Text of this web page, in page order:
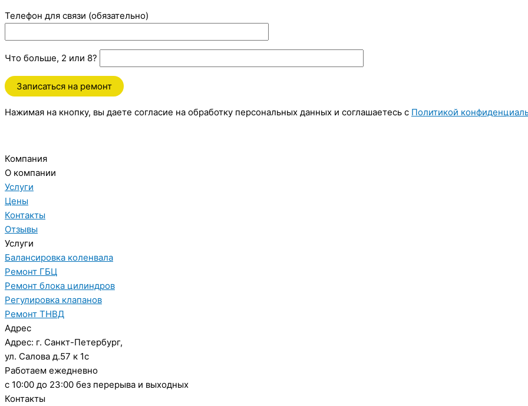
Телефон для связи (обязательно)
Что больше, 2 или 8?
Нажимая на кнопку, вы даете согласие на обработку персональных данных и соглашаетесь c Политикой
Компания
О компании
Услуги
Цены
Контакты
Отзывы
Услуги
Балансировка коленвала
Ремонт ГБЦ
Ремонт блока цилиндров
Регулировка клапанов
Ремонт ТНВД
Адрес
Адрес: г. Санкт-Петербург,
ул. Салова д.57 к 1с
Работаем ежедневно
с 10:00 до 23:00 без перерыва и выходных
Контакты